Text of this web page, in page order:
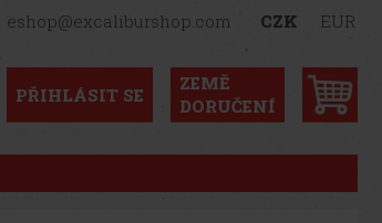
eshop@excaliburshop.com CZK EUR
PŘIHLÁSIT SE
ZEMĚ
DORUČENÍ